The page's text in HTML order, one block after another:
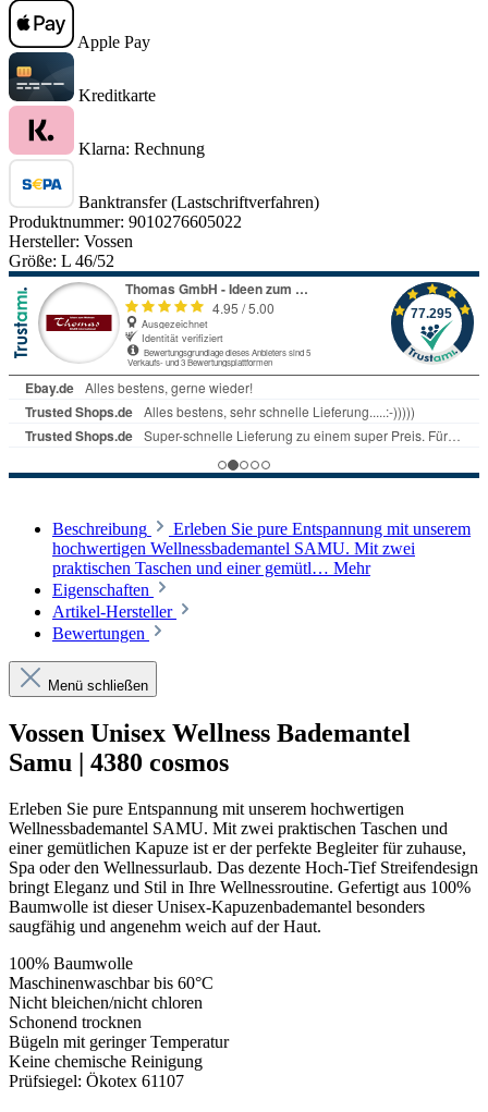
Apple Pay
Kreditkarte
Klarna: Rechnung
Banktransfer (Lastschriftverfahren)
Produktnummer: 9010276605022
Hersteller: Vossen
Größe: L 46/52
Beschreibung
Erleben Sie pure Entspannung mit unserem
hochwertigen Wellnessbademantel SAMU. Mit zwei
praktischen Taschen und einer gemütl… Mehr
Eigenschaften
Artikel-Hersteller
Bewertungen
Menü schließen
Vossen Unisex Wellness Bademantel
Samu | 4380 cosmos
Erleben Sie pure Entspannung mit unserem hochwertigen
Wellnessbademantel SAMU. Mit zwei praktischen Taschen und
einer gemütlichen Kapuze ist er der perfekte Begleiter für zuhause,
Spa oder den Wellnessurlaub. Das dezente Hoch-Tief Streifendesign
bringt Eleganz und Stil in Ihre Wellnessroutine. Gefertigt aus 100%
Baumwolle ist dieser Unisex-Kapuzenbademantel besonders
saugfähig und angenehm weich auf der Haut.
100% Baumwolle
Maschinenwaschbar bis 60°C
Nicht bleichen/nicht chloren
Schonend trocknen
Bügeln mit geringer Temperatur
Keine chemische Reinigung
Prüfsiegel: Ökotex 61107